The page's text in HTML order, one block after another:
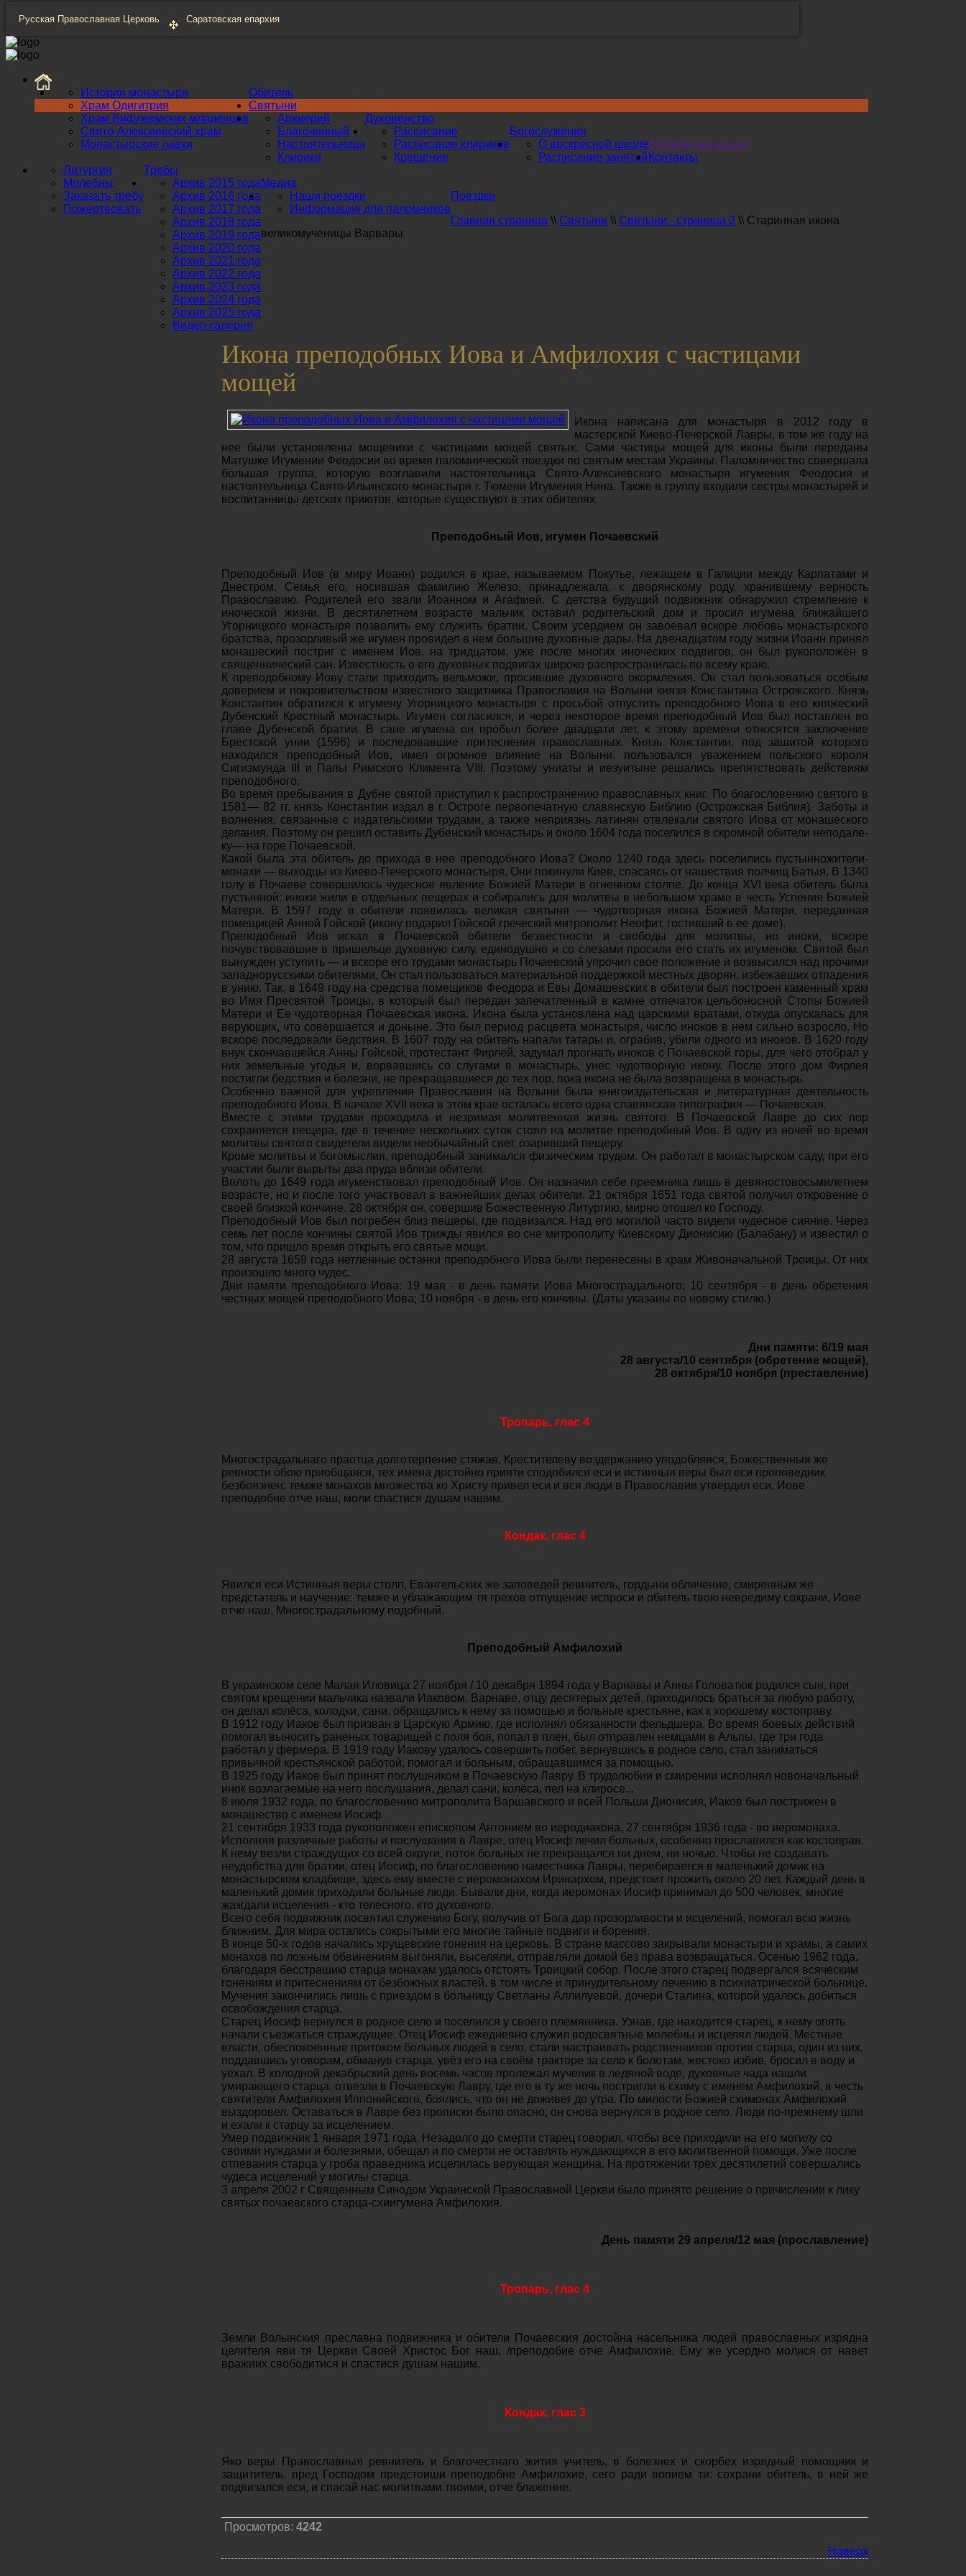
Русская Православная Церковь Саратовская епархия
Обитель
История монастыря
Храм Одигитрия
Храм Вифлеемских младенцев
Свято-Алексиевский храм
Монастырские лавки
Святыни
Духовенство
Архиерей
Благочинный
Настоятельница
Клирики
Богослужения
Расписание
Расписание клириков
Крещение
Воскресная школа
О воскресной школе
Расписание занятий Контакты
Требы
Литургия
Молебны
Заказать требу
Пожертвовать
Медиа
Архив 2015 года
Архив 2016 года
Архив 2017 года
Архив 2018 года
Архив 2019 года
Архив 2020 года
Архив 2021 года
Архив 2022 года
Архив 2023 года
Архив 2024 года
Архив 2025 года
Видео-галерея
Поездки
Наши поездки
Информация для паломников
Главная страница \\ Святыни \\ Святыни - страница 2 \\ Старинная икона
великомученицы Варвары
Икона преподобных Иова и Амфилохия с частицами
мощей
Икона написана для монастыря в 2012 году в
мастерской Киево-Печерской Лавры, в том же году на
нее были установлены мощевики с частицами мощей святых. Сами частицы мощей для иконы были переданы
Матушке Игумении Феодосии во время паломнической поездки по святым местам Украины. Паломничество совершала
большая группа, которую возглавили настоятельница Свято-Алексиевского монастыря игумения Феодосия и
настоятельница Свято-Ильинского монастыря г. Тюмени Игумения Нина. Также в группу входили сестры монастырей и
воспитанницы детских приютов, которые существуют в этих обителях.
Преподобный Иов, игумен Почаевский
Преподобный Иов (в миру Иоанн) родился в крае, называемом Покутье, лежащем в Галиции между Карпата­ми и
Днестром. Семья его, носившая фамилию Железо, принадлежала, к дворянскому роду, хранившему вер­ность
Православию. Родителей его звали Иоанном и Агафией. С детства будущий подвижник обнаружил стремление к
иноческой жизни. В десятилетнем возрасте мальчик оста­вил родительский дом и просил игу­мена ближайшего
Угорницкого мона­стыря позволить ему служить братии. Своим усердием он завоевал вскоре любовь монастырского
братства, про­зорливый же игумен провидел в нем большие духовные дары. На двенад­цатом году жизни Иоанн принял
монашеский постриг с именем Иов, на тридцатом, уже после многих иноческих подвигов, он был рукопо­ложен в
священнический сан. Известность о его духовных подвигах широко распро­странилась по всему краю.
К преподобному Иову стали приходить вельможи, просившие ду­ховного окормления. Он стал пользо­ваться особым
доверием и покровительством известного защитника Православия на Волыни князя Кон­стантина Острожского. Князь
Кон­стантин обратился к игумену Угорницкого монастыря с просьбой отпу­стить преподобного Иова в его княже­ский
Дубенский Крестный мона­стырь. Игумен согласился, и через некоторое время преподобный Иов был поставлен во
главе Дубенской братии. В сане игумена он пробыл более двадцати лет, к этому времени относятся заключение
Брестской унии (1596) и последовавшие притес­нения православных. Князь Констан­тин, под зашитой которого
находился преподобный Иов, имел огромное влияние на Волыни, пользовался ува­жением польского короля
Сигизмунда III и Папы Римского Климен­та VIII. Поэтому униаты и иезуитыне решались препятствовать действи­ям
преподобного.
Во время пребыва­ния в Дубне святой приступил к распространению православных книг. По благословению святого в
1581— 82 гг. князь Константин издал в г. Остроге первопечатную славян­скую Библию (Острожская Библия). Заботы и
волнения, связанные с издательскими трудами, а также неп­риязнь латинян отвлекали святого Иова от монашеского
делания. Поэто­му он решил оставить Дубенский монастырь и около 1604 года посе­лился в скромной обители неподале­
ку— на горе Почаевской.
Какой была эта обитель до прихо­да в нее преподобного Иова? Около 1240 года здесь поселились пустын­ножители-
монахи — выходцы из Ки­ево-Печерского монастыря. Они по­кинули Киев, спасаясь от нашествия полчищ Батыя. В 1340
голу в Почаеве совершилось чудесное явление Божией Матери в огненном столпе. До конца XVI века обитель была
пустынной: иноки жили в отдельных пещерах и собирались для молитвы в небольшом храме в честь Успения Божией
Матери. В 1597 году в обите­ли появилась великая святыня — чудотворная икона Божией Матери, переданная
помещицей Анной Гойской (икону подарил Гойской грече­ский митрополит Неофит, гостивший в ее доме).
Преподобный Иов искал в Поча­евской обители безвестности и свобо­ды для молитвы, но иноки, вскоре
почувствовавшие в пришельце ду­ховную силу, единодушно и со слеза­ми просили его стать их игуменом. Святой был
вынужден уступить — и вскоре его трудами монастырь Почаевский упрочил свое положение и возвысился над прочими
западнорус­скими обителями. Он стал пользо­ваться материальной поддержкой ме­стных дворян, избежавших отпаде­ния
в унию. Так, в 1649 году на средства помещиков Феодора и Евы Домашевских в обители был построен каменный храм
во Имя Пресвятой Троицы, в который был передан запечатленный в камне отпечаток цельбоносной Стопы Божией
Матери и Ее чудотворная Почаевская икона. Икона была установлена над царски­ми вратами, откуда опускалась для
верующих, что совершается и доны­не. Это был период расцвета мона­стыря, число иноков в нем сильно возросло. Но
вскоре последовали бед­ствия. В 1607 году на обитель напа­ли татары и, ограбив, убили одного из иноков. В 1620 году
внук скон­чавшейся Анны Гойской, протестант Фирлей, задумал прогнать иноков с По­чаевской горы, для чего отобрал у
них земельные угодья и, ворвавшись со слугами в монастырь, унес чудотворную икону. После этого дом Фирлея
постигли бедствия и болезни, не прекращавшиеся до тех пор, пока икона не была возвращена в мона­стырь.
Особенно важной для укрепления Православия на Волыни была книго­издательская и литературная де­ятельность
преподобного Иова. В на­чале XVII века в этом крае осталась всего одна славянская типография — Почаевская.
Вместе с этими трудами проходи­ла и незримая молитвенная жизнь святого. В Почаевской Лавре до сих пор
сохраняется пещера, где в течение нескольких суток стоял на молит­ве преподобный Иов. В одну из ночей во время
молитвы святого свидетели видели необычайный свет, озарив­ший пещеру.
Кроме молитвы и богомыслия, преподобный занимался фи­зическим трудом. Он работал в мона­стырском саду, при его
участии были вырыты два пруда вблизи обители.
Вплоть до 1649 года игуменствовал преподобный Иов. Он назначил себе преемника лишь в девяностовосьми­летнем
возрасте, но и после того участвовал в важнейших делах оби­тели. 21 октября 1651 года святой получил откровение о
своей близкой кончине. 28 октября он, совершив Божественную Литургию, мирно ото­шел ко Господу.
Преподобный Иов был погребен близ пещеры, где подвизался. Над его могилой часто видели чудесное сияние. Через
семь лет после кончины святой Иов трижды явился во сне митрополиту Киевскому Дионисию (Балабану) и известил о
том, что при­шло время открыть его святые мощи.
28 августа 1659 года нетленные останки преподобного Иова были пе­ренесены в храм Живоначальной Троицы. От них
произошло много чудес.
Дни памяти преподобного Иова: 19 мая - в день памяти Иова Многострадального; 10 сентября - в день обретения
честных мощей преподобного Иова; 10 ноября - в день его кончины. (Даты указаны по новому стилю.)
Дни памяти: 6/19 мая
28 августа/10 сентября (обретение мощей),
28 октября/10 ноября (преставление)
Тропарь, глас 4
Многострадальнаго праотца долготерпение стяжав, Крестителеву воздержанию уподобляяся, Божественныя же
ревности обою приобщаяся, тех имена достойно прияти сподобился еси и истинныя веры был еси проповедник
безбоязнен; темже монахов множества ко Христу привел еси и вся люди в Православии утвердил еси, Иове
преподобне отче наш, моли спастися душам нашим.
Кондак, глас 4
Явился еси Истинныя веры столп, Евангельских же заповедей ревнитель, гордыни обличение, смиренным же
предстатель и научение: темже и ублажающим тя грехов отпущение испроси и обитель твою невредиму сохрани, Иове
отче наш, Многострадальному подобный.
Преподобный Амфилохий
В украинском селе Малая Иловица 27 ноября / 10 декабря 1894 года у Варнавы и Анны Головатюк родился сын, при
святом крещении мальчика назвали Иаковом. Варнаве, отцу десятерых детей, приходилось браться за любую работу,
он делал колёса, колодки, сани, обращались к нему за помощью и больные крестьяне, как к хорошему костоправу.
В 1912 году Иаков был призван в Царскую Армию, где исполнял обязанности фельдшера. Во время боевых действий
помогал выносить раненых товарищей с поля боя, попал в плен, был отправлен немцами в Альпы, где три года
работал у фермера. В 1919 году Иакову удалось совершить побег, вернувшись в родное село, стал заниматься
привычной крестьянской работой, помогал и больным, обращавшимся за помощью.
В 1925 году Иаков был принят послушником в Почаевскую Лавру. В трудолюбии и смирении исполнял новоначальный
инок возлагаемые на него послушания, делал сани, колёса, пел на клиросе...
8 июля 1932 года, по благословению митрополита Варшавского и всей Польши Дионисия, Иаков был пострижен в
монашество с именем Иосиф.
21 сентября 1933 года рукоположен епископом Антонием во иеродиакона, 27 сентября 1936 года - во иеромонаха.
Исполняя различные работы и послушания в Лавре, отец Иосиф лечил больных, особенно прославился как костоправ.
К нему везли страждущих со всей округи, поток больных не прекращался ни днем, ни ночью. Чтобы не создавать
неудобства для братии, отец Иосиф, по благословению наместника Лавры, перебирается в маленький домик на
монастырском кладбище, здесь ему вместе с иеромонахом Иринархом, предстоит прожить около 20 лет. Каждый день в
маленький домик приходили больные люди. Бывали дни, когда иеромонах Иосиф принимал до 500 человек, многие
жаждали исцеления - кто телесного, кто духовного.
Всего себя подвижник посвятил служению Богу, получив от Бога дар прозорливости и исцелений, помогал всю жизнь
ближним. Для мира остались сокрытыми его многие тайные подвиги и борения.
В конце 50-х годов начались хрущевские гонения на церковь. В стране массово закрывали монастыри и храмы, а самих
монахов по ложным обвинениям выгоняли, выселяли, отправляли домой без права возвращаться. Осенью 1962 года,
благодаря бесстрашию старца монахам удалось отстоять Троицкий собор. После этого старец подвергался всяческим
гонениям и притеснениям от безбожных властей, в том числе и принудительному лечению в психиатрической больнице.
Мучения закончились лишь с приездом в больницу Светланы Аллилуевой, дочери Сталина, которой удалось добиться
освобождения старца.
Старец Иосиф вернулся в родное село и поселился у своего племянника. Узнав, где находится старец, к нему опять
начали съезжаться страждущие. Отец Иосиф ежедневно служил водосвятные молебны и исцелял людей. Местные
власти, обеспокоенные притоком больных людей в село, стали настраивать родственников против старца, один из них,
поддавшись уговорам, обманув старца, увёз его на своём тракторе за село к болотам, жестоко избив, бросил в воду и
уехал. В холодной декабрьский день восемь часов пролежал мученик в ледяной воде, духовные чада нашли
умирающего старца, отвезли в Почаевскую Лавру, где его в ту же ночь постригли в схиму с именем Амфилохий, в честь
святителя Амфилохия Иппонийского, боялись, что он не доживет до утра. По милости Божией схимонах Амфилохий
выздоровел. Оставаться в Лавре без прописки было опасно, он снова вернулся в родное село. Люди по-прежнему шли
и ехали к старцу за исцелением.
Умер подвижник 1 января 1971 года. Незадолго до смерти старец говорил, чтобы все приходили на его могилу со
своими нуждами и болезнями, обещал и по смерти не оставлять нуждающихся в его молитвенной помощи. Уже после
отпевания старца у гроба праведника исцелилась верующая женщина. На протяжении трёх десятилетий совершались
чудеса исцелений у могилы старца.
3 апреля 2002 г Священным Синодом Украинской Православной Церкви было принято решение о причислении к лику
святых почаевского старца-схиигумена Амфилохия.
День памяти 29 апреля/12 мая (прославление)
Тропарь, глас 4
Земли Волынския преславна подвижника и обители Почаевския достойна насельника людей православных изрядна
целителя яви тя Церкви Своей Христос Бог наш, /преподобие отче Амфилохие, Ему же усердно молися от навет
вражиих свободитися и спастися душам нашим.
Кондак, глас 3
Яко веры Православныя ревнитель и благочестнаго жития учитель, в болезнех и скорбех изрядный помощник и
защититель, пред Господом предстоиши преподобне Амфилохие, сего ради вопием ти: сохрани обитель, в ней же
подвизался еси, и спасай нас молитвами твоими, отче блаженне.
Просмотров: 4242
Наверх